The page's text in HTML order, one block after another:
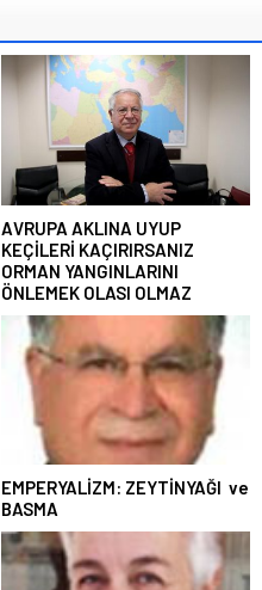
AVRUPA AKLINA UYUP
KEÇİLERİ KAÇIRIRSANIZ
ORMAN YANGINLARINI
ÖNLEMEK OLASI OLMAZ
EMPERYALİZM: ZEYTİNYAĞI ve
BASMA